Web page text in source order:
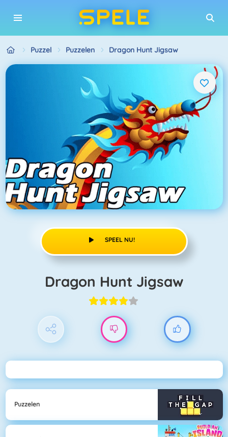
Puzzel Puzzelen Dragon Hunt Jigsaw
SPEEL NU!
Dragon Hunt Jigsaw
Puzzelen